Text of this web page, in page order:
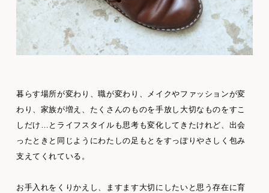
暮らす場所が変わり、職が変わり、メイクやファッションが変
わり、家族が増え、たくさんのものを手放し大切なものをすこ
しだけ…とライフスタイルも思考も変化してきたけれど、出会
ったときと同じようにわたしの足もとをすっぽりやさしく包み
支えてくれている。
お手入れをくりかえし、ますます大切にしたいと思う存在に育